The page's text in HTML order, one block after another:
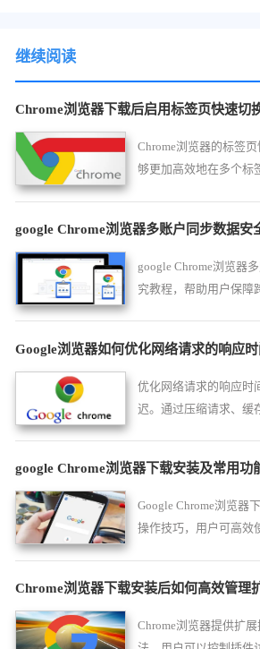
继续阅读
Chrome浏览器下载后启用标签页快速切
Chrome浏览器的标签
够更加高效地在多个标
google Chrome浏览器多账户同步数据安
google Chrome浏览器
究教程，帮助用户保障
Google浏览器如何优化网络请求的响应时
优化网络请求的响应时
迟。通过压缩请求、缓
google Chrome浏览器下载安装及常用功
Google Chrome浏览器
操作技巧，用户可高效
Chrome浏览器下载安装后如何高效管理
Chrome浏览器提供扩